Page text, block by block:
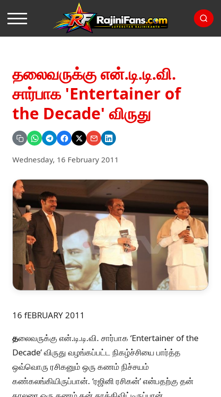
தலைவருக்கு என்.டி.டி.வி.
சார்பாக 'Entertainer of
the Decade' விருது
Wednesday, 16 February 2011
16 fEBRUARY 2011
தலைவருக்கு என்.டி.டி.வி. சார்பாக ‘Entertainer of the
Decade’ விருது வழங்கப்பட்ட நிகழ்ச்சியை பார்த்த
ஒவ்வொரு ரசிகனும் ஒரு கணம் நிச்சயம்
கண்கலங்கியிருப்பான். ‘ரஜினி ரசிகன்’ என்பதற்கு தன்